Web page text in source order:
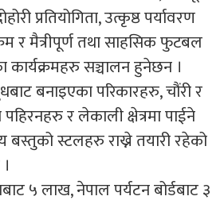
प्रतियोगिता, उत्कृष्ठ पर्यावरण
र मैत्रीपूर्ण तथा साहसिक फुटबल
कार्यक्रमहरु सञ्चालन हुनेछन ।
बनाइएका परिकारहरु, चौंरी र
र लेकाली क्षेत्रमा पाईने
बस्तुको स्टलहरु राख्ने तयारी रहेको
५ लाख, नेपाल पर्यटन बोर्डबाट ३